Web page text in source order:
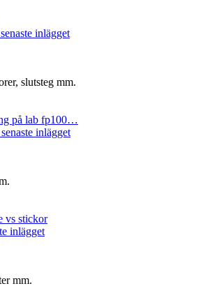
inlägget
slutsteg mm.
på lab fp100…
inlägget
vs stickor
inlägget
mm.